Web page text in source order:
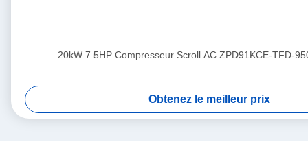
20kW 7.5HP Compresseur Scroll AC ZPD91KCE-TFD-
Obtenez le meilleur prix